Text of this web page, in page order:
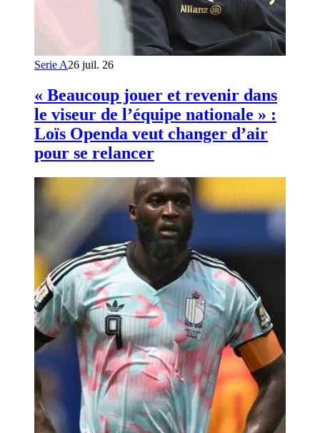
Serie A26 juil. 26
« Beaucoup jouer et revenir dans
le viseur de l’équipe nationale » :
Loïs Openda veut changer d’air
pour se relancer